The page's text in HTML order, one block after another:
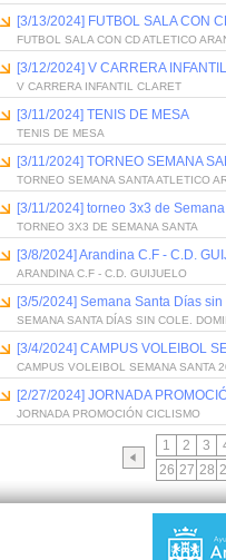
[3/13/2024] FUTBOL SALA CON
FUTBOL SALA CON CD ATLETICO
[3/12/2024] V CARRERA
V CARRERA INFANTIL CLARET
[3/11/2024] TENIS DE MESA
TENIS DE MESA
[3/11/2024] TORNEO SEMANA
TORNEO SEMANA SANTA ATLETICO
[3/11/2024] torneo 3x3 de
TORNEO 3X3 DE SEMANA SANTA
[3/8/2024] Arandina C.F - C.D.
ARANDINA C.F - C.D. GUIJUELO
[3/5/2024] Semana Santa Días
SEMANA SANTA DÍAS SIN COLE.
[3/4/2024] CAMPUS VOLEIBOL
CAMPUS VOLEIBOL SEMANA SANTA
[2/27/2024] JORNADA
JORNADA PROMOCIÓN CICLISMO
1 2 3
26 27 28